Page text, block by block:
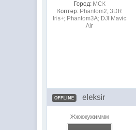
Город: МСК
Коптер: Phantom2; 3DR
Iris+; Phantom3A; DJI Mavic
Air
OFFLINE eleksir
Жжжжужиммм